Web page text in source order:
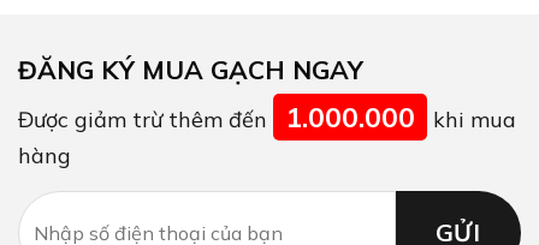
ĐĂNG KÝ MUA GẠCH NGAY
Được giảm trừ thêm đến 1.000.000
khi mua
hàng